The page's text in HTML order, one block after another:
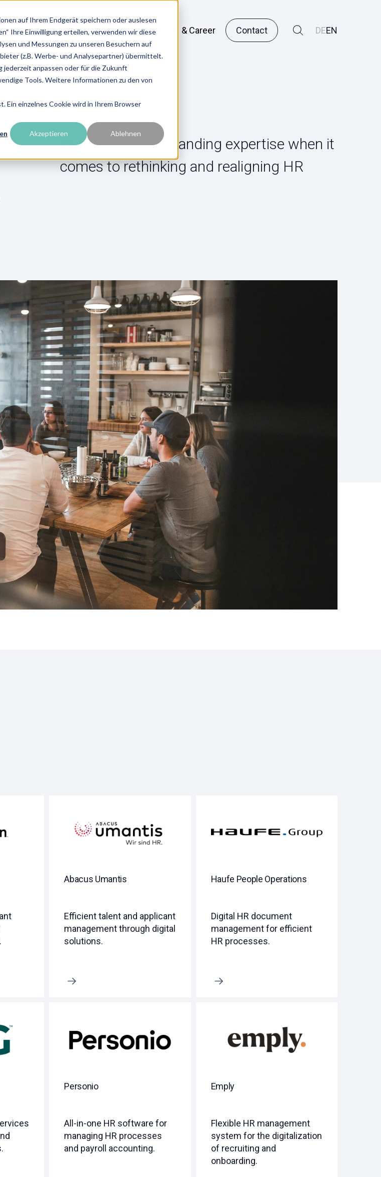
auf Ihrem Endgerät speichern oder auslesen
Ihre Einwilligung erteilen, verwenden wir diese
und Messungen zu unseren Besuchern auf
(z.B. Werbe- und Analysepartner) übermittelt.
jederzeit anpassen oder für die Zukunft
Tools. Weitere Informationen zu den von
Ein einzelnes Cookie wird in Ihrem Browser
Akzeptieren Ablehnen
Solutions Ressources About us & Career Contact DEEN
We offer you outstanding expertise when it
comes to rethinking and realigning HR
Abacus Umantis
Efficient talent and applicant
management through digital
solutions.
Haufe People Operations
Digital HR document
management for efficient
HR processes.
Personio
All-in-one HR software for
managing HR processes
and payroll accounting.
Emply
Flexible HR management
system for the digitalization
of recruiting and
onboarding.